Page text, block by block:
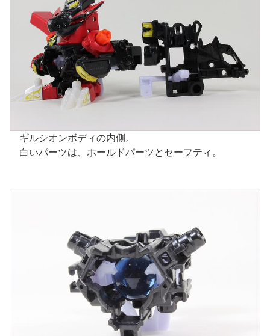
ギルシオンボディの内側。
白いパーツは、ホールドパーツとセーフティ。